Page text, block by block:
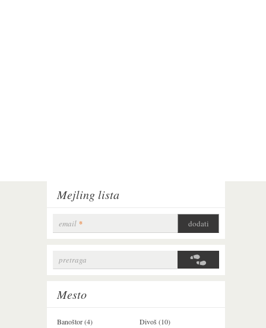
Mejling lista
email *
Search form
pretraga
Mesto
Banoštor (4)
Divoš (10)